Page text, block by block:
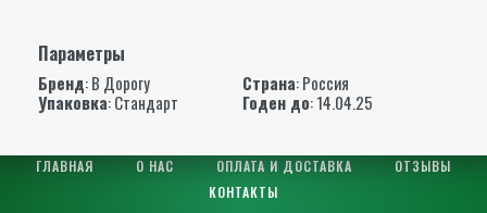
Параметры
Бренд:В Дорогу Страна: Россия
Упаковка: Стандарт Годен до: 14.04.25
ГЛАВНАЯ О НАС ОПЛАТА И ДОСТАВКА
ОТЗЫВЫ
КОНТАКТЫ